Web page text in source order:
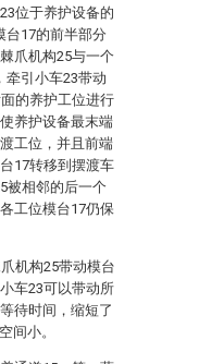
位于养护设备的
台17的前半部分
爪机构25与一个
牵引小车23带动
的养护工位进行
养护设备最末端
工位，并且前端
17转移到摆渡车
被相邻的后一个
工位模台17仍保
机构25带动模台
车23可以带动所
待时间，缩短了
间小。